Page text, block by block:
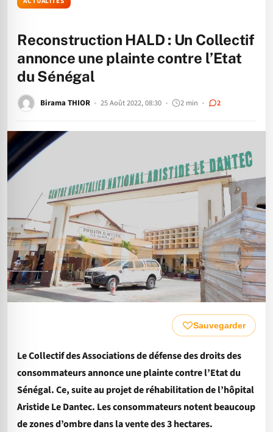
Reconstruction HALD : Un Collectif
annonce une plainte contre l’Etat
du Sénégal
Birama THIOR 25 Août 2022, 08:30 2 min 2
Sauvegarder
Le Collectif des Associations de défense des droits des
consommateurs annonce une plainte contre l’Etat du
Sénégal. Ce, suite au projet de réhabilitation de l’hôpital
Aristide Le Dantec. Les consommateurs notent beaucoup
de zones d’ombre dans la vente des 3 hectares.